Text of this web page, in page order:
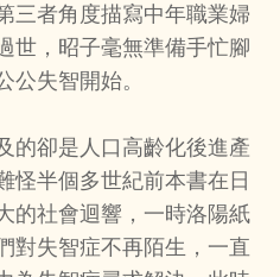
三者角度描寫中年職業婦
世，昭子毫無準備手忙腳
公失智開始。
的卻是人口高齡化後進產
怪半個多世紀前本書在日
的社會迴響，一時洛陽紙
對失智症不再陌生，一直